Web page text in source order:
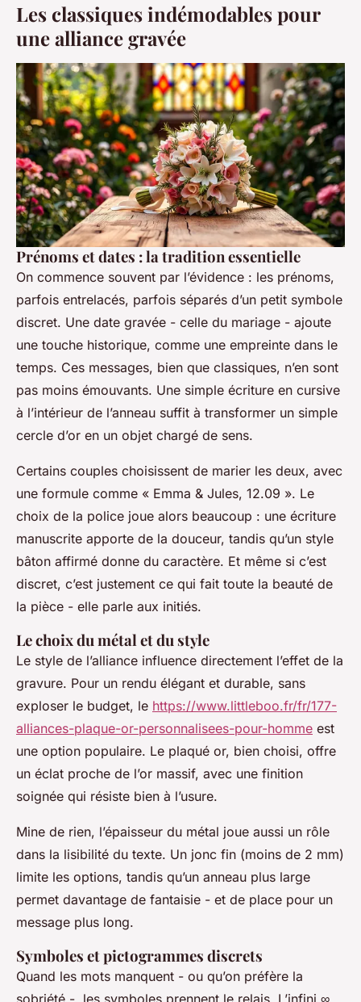
Les classiques indémodables pour
une alliance gravée
Prénoms et dates : la tradition essentielle
On commence souvent par l’évidence : les prénoms,
parfois entrelacés, parfois séparés d’un petit symbole
discret. Une date gravée - celle du mariage - ajoute
une touche historique, comme une empreinte dans le
temps. Ces messages, bien que classiques, n’en sont
pas moins émouvants. Une simple écriture en cursive
à l’intérieur de l’anneau suffit à transformer un simple
cercle d’or en un objet chargé de sens.
Certains couples choisissent de marier les deux, avec
une formule comme « Emma & Jules, 12.09 ». Le
choix de la police joue alors beaucoup : une écriture
manuscrite apporte de la douceur, tandis qu’un style
bâton affirmé donne du caractère. Et même si c’est
discret, c’est justement ce qui fait toute la beauté de
la pièce - elle parle aux initiés.
Le choix du métal et du style
Le style de l’alliance influence directement l’effet de la
gravure. Pour un rendu élégant et durable, sans
exploser le budget, le https://www.littleboo.fr/fr/177-
alliances-plaque-or-personnalisees-pour-homme est
une option populaire. Le plaqué or, bien choisi, offre
un éclat proche de l’or massif, avec une finition
soignée qui résiste bien à l’usure.
Mine de rien, l’épaisseur du métal joue aussi un rôle
dans la lisibilité du texte. Un jonc fin (moins de 2 mm)
limite les options, tandis qu’un anneau plus large
permet davantage de fantaisie - et de place pour un
message plus long.
Symboles et pictogrammes discrets
Quand les mots manquent - ou qu’on préfère la